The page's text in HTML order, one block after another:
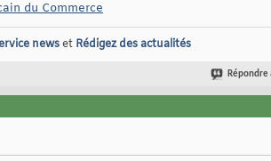
du Commerce
newset Rédigez des actualités
Répondre